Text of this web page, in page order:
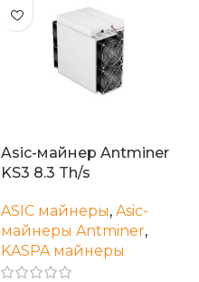
Asic-майнер Antminer
KS3 8.3 Th/s
ASIC майнеры, Asic-
майнеры Antminer,
KASPA майнеры